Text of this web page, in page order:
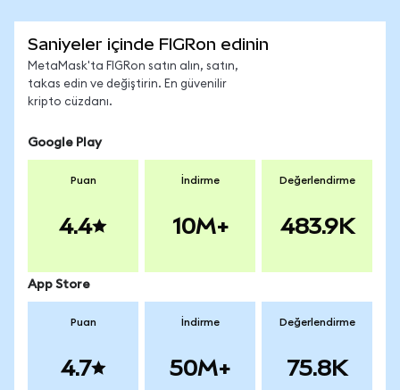
Saniyeler içinde FIGRon edinin
MetaMask'ta FIGRon satın alın, satın,
takas edin ve değiştirin. En güvenilir
kripto cüzdanı.
Google Play
Puan
4.4
İndirme
10M+
Değerlendirme
483.9K
App Store
Puan
4.7
İndirme
50M+
Değerlendirme
75.8K